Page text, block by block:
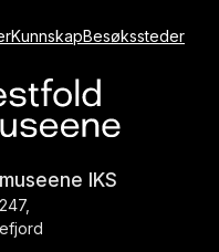
KunnskapBesøkssteder
IKS